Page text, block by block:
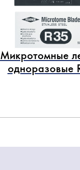
Микротомные
одноразовые